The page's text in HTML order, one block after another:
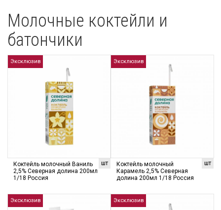
Молочные коктейли и
батончики
Эксклюзив
шт
Коктейль молочный Ваниль
2,5% Северная долина 200мл
1/18 Россия
Эксклюзив
шт
Коктейль молочный
Карамель 2,5% Северная
долина 200мл 1/18 Россия
Эксклюзив Эксклюзив